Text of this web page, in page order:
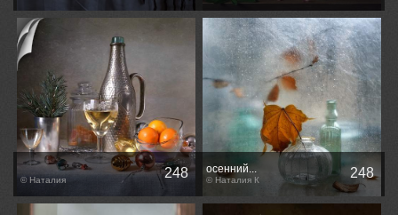
© Наталия 248 осенний...
© Наталия К 248